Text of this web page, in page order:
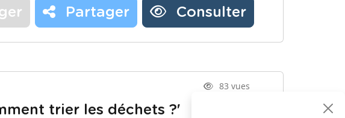
Partager Consulter
83 vues
trier les déchets ?'